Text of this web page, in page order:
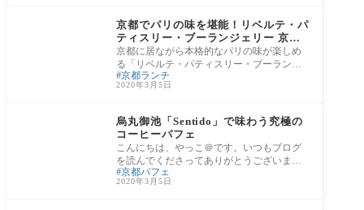
京都でパリの味を堪能！リベルテ・パ
ティスリー・ブーランジェリー 京都
【京都ランチ】
京都に居ながら本格的なパリの味が楽しめ
る「リベルテ・パティスリー・ブーランジ
ェリー 京都」は、フランス・パリに本
京都ランチ
2020年3月5日
烏丸御池「Sentido」で味わう究極の
コーヒーパフェ
こんにちは、やっこ＠です。いつもブログ
を読んでくださってありがとうございま
す。 毎日の生活の中で、ほっと一息つける
コーヒ
京都パフェ
2020年3月5日